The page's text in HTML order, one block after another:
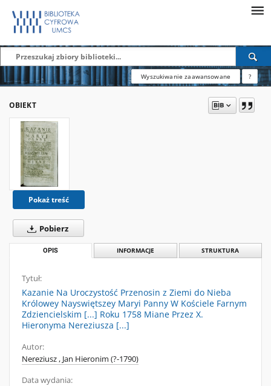
Wyszukiwanie zaawansowane ?
OBIEKT
Pokaż treść
Pobierz
OPIS INFORMACJE STRUKTURA
Tytuł:
Kazanie Na Uroczystość Przenosin z Ziemi do Nieba
Królowey Nayswiętszey Maryi Panny W Kościele Farnym
Zdziencielskim [...] Roku 1758 Miane Przez X.
Hieronyma Nereziusza [...]
Autor:
Nereziusz , Jan Hieronim (?-1790)
Data wydania: